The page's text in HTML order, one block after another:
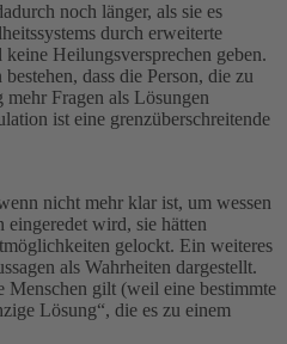
noch länger, als sie es
durch erweiterte
Heilungsversprechen geben.
dass die Person, die zu
Fragen als Lösungen
ist eine grenzüberschreitende
nicht mehr klar ist, um wessen
wird, sie hätten
gelockt. Ein weiteres
als Wahrheiten dargestellt.
Menschen gilt (weil eine bestimmte
Lösung“, die es zu einem